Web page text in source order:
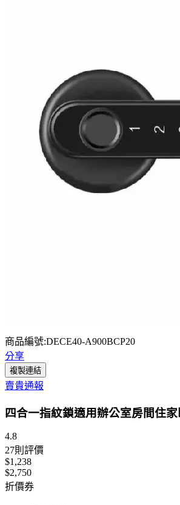
商品編號:DECE40-A900BCP20
分享
複製連結
賣貴通報
四合一指紋鎖適用辦公室房間住
4.8
27則評價
$1,238
$2,750
折價券